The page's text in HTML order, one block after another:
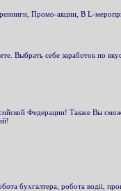
Промо-акции, B L-
Выбрать себе заработок по
Федерации! Также Вы
бухгалтера, робота водii,